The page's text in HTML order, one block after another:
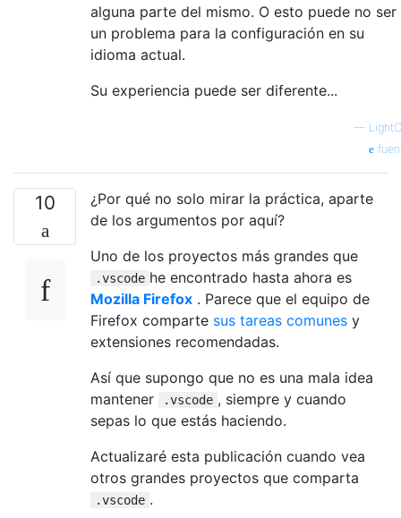
alguna parte del mismo. O esto puede no ser
un problema para la configuración en su
idioma actual.
Su experiencia puede ser diferente...
—
10
¿Por qué no solo mirar la práctica, aparte
de los argumentos por aquí?
Uno de los proyectos más grandes que
.vscode he encontrado hasta ahora es
Mozilla Firefox . Parece que el equipo de
Firefox comparte sus tareas comunes y
extensiones recomendadas.
Así que supongo que no es una mala idea
mantener
.vscode , siempre y cuando
sepas lo que estás haciendo.
Actualizaré esta publicación cuando vea
otros grandes proyectos que comparta
.vscode .